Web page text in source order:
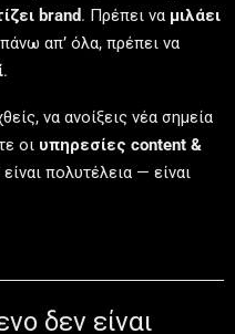
brand. Πρέπει να μιλάει
απ’ όλα, πρέπει να
.
να ανοίξεις νέα σημεία
οι υπηρεσίες content &
πολυτέλεια — είναι
δεν είναι